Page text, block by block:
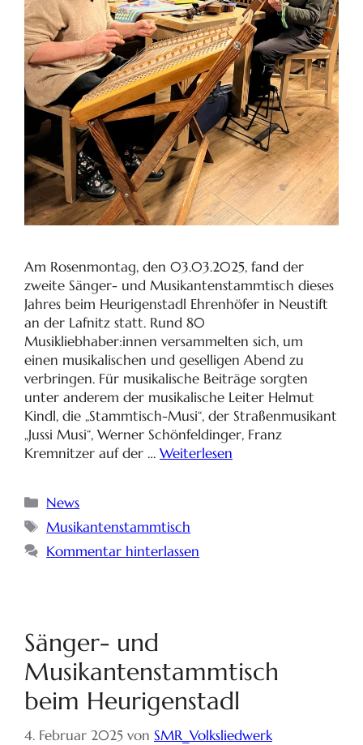
Am Rosenmontag, den 03.03.2025, fand der
zweite Sänger- und Musikantenstammtisch dieses
Jahres beim Heurigenstadl Ehrenhöfer in Neustift
an der Lafnitz statt. Rund 80
Musikliebhaber:innen versammelten sich, um
einen musikalischen und geselligen Abend zu
verbringen. Für musikalische Beiträge sorgten
unter anderem der musikalische Leiter Helmut
Kindl, die „Stammtisch-Musi“, der Straßenmusikant
„Jussi Musi“, Werner Schönfeldinger, Franz
Kremnitzer auf der … Weiterlesen
News
Musikantenstammtisch
Kommentar hinterlassen
Sänger- und
Musikantenstammtisch
beim Heurigenstadl
4. Februar 2025 von SMR_Volksliedwerk